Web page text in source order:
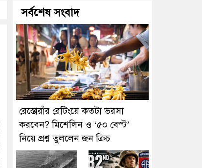
সর্বশেষ সংবাদ
রেস্তোরাঁর রেটিংয়ে কতটা ভরসা
করবেন? মিশেলিন ও ‘৫০ বেস্ট’
নিয়ে প্রশ্ন তুললেন জন ক্রিচ